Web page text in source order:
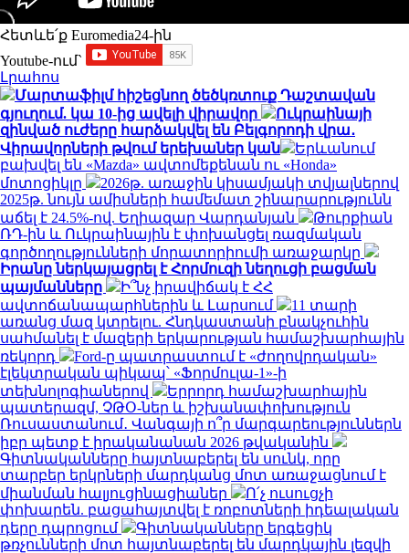
Հետևե՛ք Euromedia24-ին
Youtube-ում`
Լրահոս
Մարտաֆիլմ հիշեցնող ծեծկռտուք Դաշտավան
գյուղում. կա 10-ից ավելի վիրավոր
Ուկրաինայի
զինված ուժերը հարձակվել են Բելգորոդի վրա․
Վիրավորների թվում երեխաներ կան
Երևանում
բախվել են «Mazda» ավտոմեքենան ու «Honda»
մոտոցիկլը
2026թ. առաջին կիսամյակի տվյալներով
2025թ. նույն ամիսների համեմատ շինարարությունն
աճել է 24.5%-ով. Եղիազար Վարդանյան
Թուրքիան
ՌԴ-ին և Ուկրաինային է փոխանցել ռազմական
գործողությունների մորատորիումի առաջարկը
Իրանը ներկայացրել է Հորմուզի նեղուցի բացման
պայմանները
Ի՞նչ իրավիճակ է ՀՀ
ավտոճանապարհներին և Լարսում
11 տարի
առանց մազ կտրելու. Հնդկաստանի բնակչուհին
սահմանել է մազերի երկարության համաշխարհային
ռեկորդ
Ford-ը պատրաստում է «ժողովրդական»
էլեկտրական պիկապ՝ «Ֆորմուլա-1»-ի
տեխնոլոգիաներով
Երրորդ համաշխարհային
պատերազմ, ՉԹՕ-ներ և իշխանափոխություն
Ռուսաստանում․ Վանգայի ո՞ր մարգարեություններն
իբր պետք է իրականանան 2026 թվականին
Գիտնականները հայտնաբերել են սունկ, որը
տարբեր երկրների մարդկանց մոտ առաջացնում է
միանման հալյուցինացիաներ
Ո՛չ ուսուցչի
փոխարեն. բացահայտվել է ռոբոտների իդեալական
դերը դպրոցում
Գիտնականները երգեցիկ
թռչունների մոտ հայտնաբերել են մարդկային լեզվի